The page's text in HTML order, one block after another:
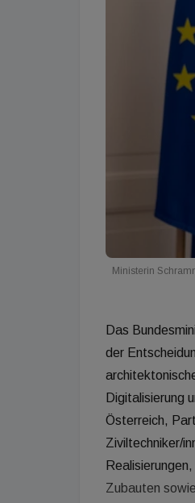
Ministerin
Das
der
Digitalisierung
Österreich,
Ziviltechniker/
Zubauten